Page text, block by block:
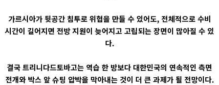
가르시아가 뒷공간 침투로 위협을 만들 수 있어도, 전체적으로 수비
시간이 길어지면 전방 지원이 늦어지고 고립되는 장면이 많아질 수 있
다.
결국 트리니다드토바고는 역습 한 방보다 대한민국의 연속적인 측면
전개와 박스 앞 슈팅 압박을 막아내는 것이 더 큰 과제가 될 전망이다.